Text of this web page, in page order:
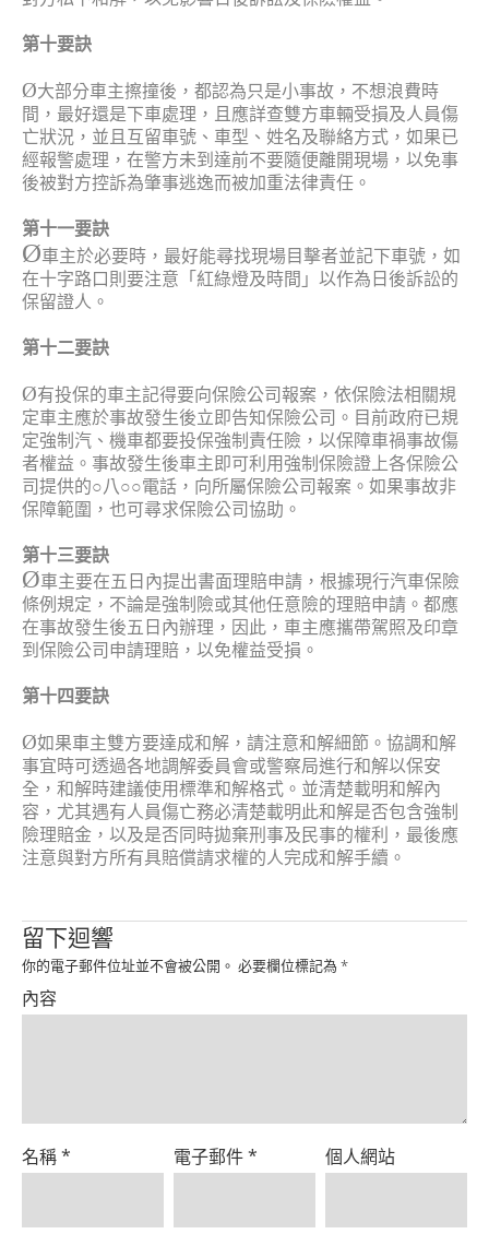
第十要訣
Ø大部分車主擦撞後，都認為只是小事故，不想浪費時
間，最好還是下車處理，且應詳查雙方車輛受損及人員傷
亡狀況，並且互留車號、車型、姓名及聯絡方式，如果已
經報警處理，在警方未到達前不要隨便離開現場，以免事
後被對方控訴為肇事逃逸而被加重法律責任。
第十一要訣
Ø車主於必要時，最好能尋找現場目擊者並記下車號，如
在十字路口則要注意「紅綠燈及時間」以作為日後訴訟的
保留證人。
第十二要訣
Ø有投保的車主記得要向保險公司報案，依保險法相關規
定車主應於事故發生後立即告知保險公司。目前政府已規
定強制汽、機車都要投保強制責任險，以保障車禍事故傷
者權益。事故發生後車主即可利用強制保險證上各保險公
司提供的○八○○電話，向所屬保險公司報案。如果事故非
保障範圍，也可尋求保險公司協助。
第十三要訣
Ø車主要在五日內提出書面理賠申請，根據現行汽車保險
條例規定，不論是強制險或其他任意險的理賠申請。都應
在事故發生後五日內辦理，因此，車主應攜帶駕照及印章
到保險公司申請理賠，以免權益受損。
第十四要訣
Ø如果車主雙方要達成和解，請注意和解細節。協調和解
事宜時可透過各地調解委員會或警察局進行和解以保安
全，和解時建議使用標準和解格式。並清楚載明和解內
容，尤其遇有人員傷亡務必清楚載明此和解是否包含強制
險理賠金，以及是否同時拋棄刑事及民事的權利，最後應
注意與對方所有具賠償請求權的人完成和解手續。
留下迴響
你的電子郵件位址並不會被公開。 必要欄位標記為 *
內容
名稱* 電子郵件* 個人網站